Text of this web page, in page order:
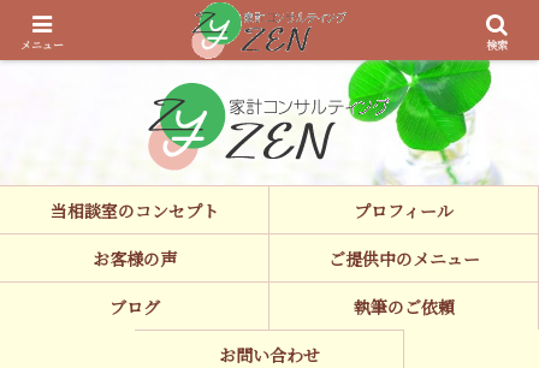
家計見直し,家計診断,ライフプラン,遠距離介護などお気軽にご相談ください。
執筆も承ります。
当相談室のコンセプト
プロフィール
お客様の声
ご提供中のメニュー
ブログ
執筆のご依頼
お問い合わせ
メニュー 検索